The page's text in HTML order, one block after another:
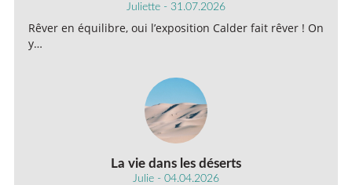
Juliette - 31.07.2026
Rêver en équilibre, oui l’exposition Calder fait rêver ! On
y…
La vie dans les déserts
Julie - 04.04.2026